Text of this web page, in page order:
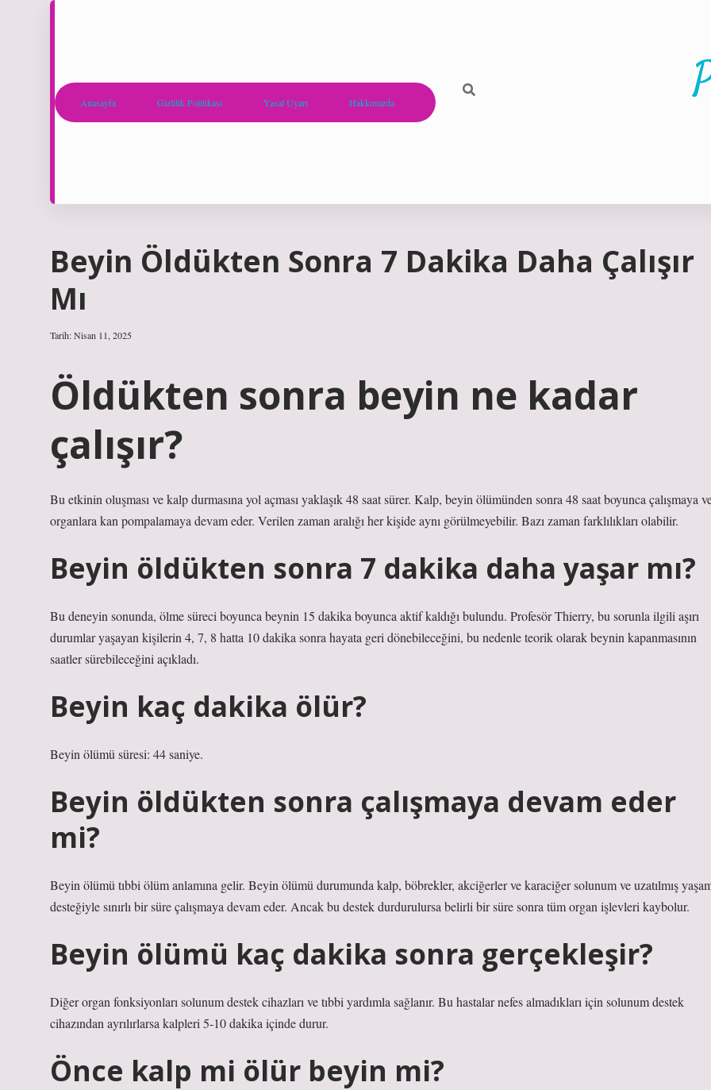
Anasayfa Gizlilik Politikası Yasal Uyarı Hakkımızda
Beyin Öldükten Sonra 7 Dakika Daha Çalışır
Mı
Tarih: Nisan 11, 2025
Öldükten sonra beyin ne kadar
çalışır?
Bu etkinin oluşması ve kalp durmasına yol açması yaklaşık 48 saat sürer. Kalp, beyin ölümünden sonra 48 saat boyunca çalışmaya
organlara kan pompalamaya devam eder. Verilen zaman aralığı her kişide aynı görülmeyebilir. Bazı zaman farklılıkları olabilir.
Beyin öldükten sonra 7 dakika daha yaşar mı?
Bu deneyin sonunda, ölme süreci boyunca beynin 15 dakika boyunca aktif kaldığı bulundu. Profesör Thierry, bu sorunla ilgili aşırı
durumlar yaşayan kişilerin 4, 7, 8 hatta 10 dakika sonra hayata geri dönebileceğini, bu nedenle teorik olarak beynin kapanmasının
saatler sürebileceğini açıkladı.
Beyin kaç dakika ölür?
Beyin ölümü süresi: 44 saniye.
Beyin öldükten sonra çalışmaya devam eder
mi?
Beyin ölümü tıbbi ölüm anlamına gelir. Beyin ölümü durumunda kalp, böbrekler, akciğerler ve karaciğer solunum ve uzatılmış
desteğiyle sınırlı bir süre çalışmaya devam eder. Ancak bu destek durdurulursa belirli bir süre sonra tüm organ işlevleri kaybolur.
Beyin ölümü kaç dakika sonra gerçekleşir?
Diğer organ fonksiyonları solunum destek cihazları ve tıbbi yardımla sağlanır. Bu hastalar nefes almadıkları için solunum destek
cihazından ayrılırlarsa kalpleri 5-10 dakika içinde durur.
Önce kalp mi ölür beyin mi?